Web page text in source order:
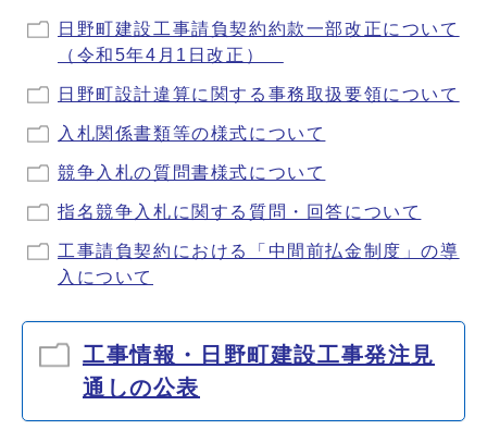
日野町建設工事請負契約約款一部改正について
（令和5年4月1日改正）
日野町設計違算に関する事務取扱要領について
入札関係書類等の様式について
競争入札の質問書様式について
指名競争入札に関する質問・回答について
工事請負契約における「中間前払金制度」の導
入について
工事情報・日野町建設工事発注見
通しの公表